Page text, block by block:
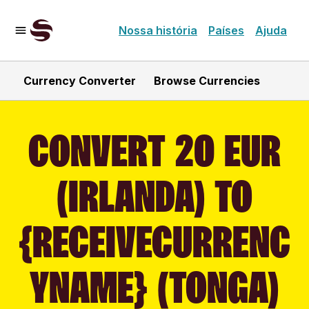
Nossa história Países Ajuda
Currency Converter Browse Currencies
CONVERT 20 EUR
(IRLANDA) TO
{RECEIVECURRENC
YNAME} (TONGA)